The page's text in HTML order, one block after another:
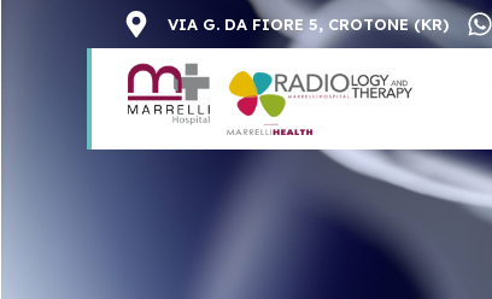
VIA G. DA FIORE 5, CROTONE (KR)